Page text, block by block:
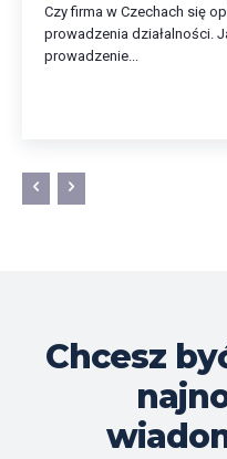
Czy firma w Czechach się
prowadzenia działalności.
prowadzenie...
Chcesz